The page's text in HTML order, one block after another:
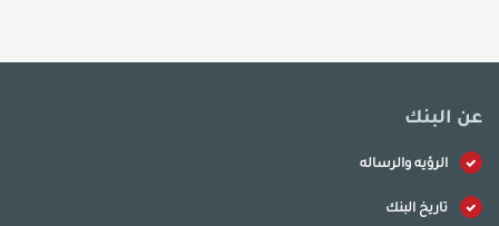
عن البنك
الرؤيه والرساله
تاريخ البنك